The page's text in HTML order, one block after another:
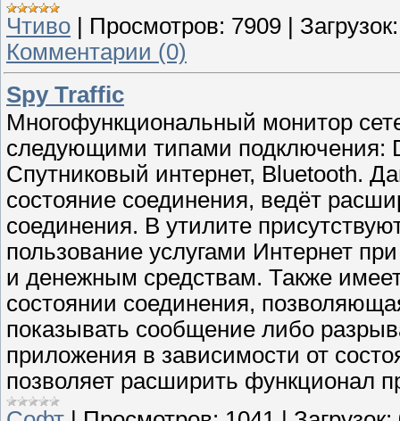
Чтиво
Просмотров: 7909
Загрузок:
Комментарии (0)
Spy Traffic
Многофункциональный монитор
следующими типами подключения:
Спутниковый интернет, Bluetooth.
состояние соединения, ведёт
соединения. В утилите
пользование услугами Интернет
и денежным средствам. Также
состоянии соединения,
показывать сообщение либо
приложения в зависимости от
позволяет расширить функционал